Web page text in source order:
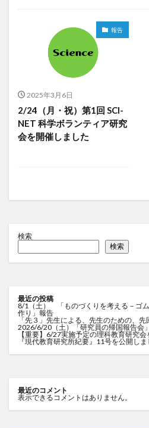
報告
2025年3月6日
2/24（月・祝）第1回 SCI-
NET 科学ボランティア研究
会を開催しました
検索
検索
最近の投稿
8/1（土） 「ものづくりを考える－ゴ
作り」報告
「先３」先生による、先生のための、
2026/6/20（土）「研究員の帰国報告会
【重要】6/27実施予定の理科教育研究会
『現代教育研究所紀要』11号を公開しま
最近のコメント
表示できるコメントはありません。